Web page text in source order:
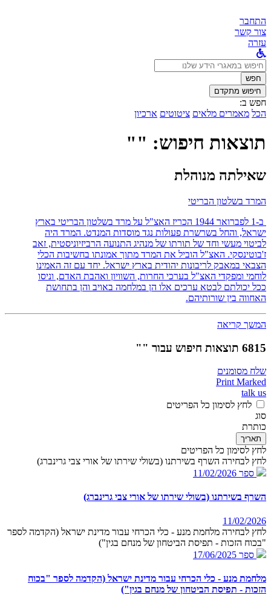
התחבר
צור קשר
עזרה
לחפש
ב:חפש
חיפוש מתקדם
חפש ב:
הכל מאמרים מלאים ציטוטים ארכיון
תוצאות חיפוש: ""
שאילתה מנוהלת
המרד בשלטון הבריטי
ב-1 לפברואר 1944 הכריז האצ"ל על מרד בשלטון הבריטי בארץ
ישראל, והחל בשרשרת פעולות נגד מוסדות המנדט. המרד היה
לביטוי מעשי וחד של תורתו של מנהיג התנועה הרביזיוניסטית, זאב
ז'בוטינסקי. האצ"ל הוביל את המרד מתוך אמונתו בחשיבות הכלי
הצבאי במאבק לריבונות יהודית בארץ ישראל. יחד עם זה האמינו
לוחמי ומפקדי האצ"ל בערכי החרות, השוויון ואהבת האדם, וניסו
ככל יכולתם לבטא ערכים אלו הן במלחמה באויב והן בתחושת
האחווה בין שורותיהם.
המשך קריאה
6815 תוצאות חיפוש עבור ""
שלח מסומנים
Print Marked
talk us
לחץ לסימון כל הפריטים
סוג
כותרת
תאריך
לחץ לסימון כל הפריטים
לחץ לבחירה השרף בשירתנו (בשולי שירתו של אורי צבי גרינברג)
ספר 11/02/2026
השרף בשירתנו (בשולי שירתו של אורי צבי גרינברג)
11/02/2026
לחץ לבחירה מלחמת מנע - כלי הכרחי עבור מדינת ישראל (הקדמה לספר
"בכוח הזכות - תפיסת הביטחון של מנחם בגין")
ספר 17/06/2025
מלחמת מנע - כלי הכרחי עבור מדינת ישראל (הקדמה לספר "בכוח
הזכות - תפיסת הביטחון של מנחם בגין")